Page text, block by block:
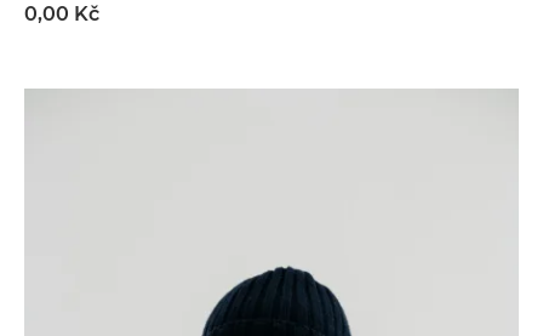
0,00 Kč